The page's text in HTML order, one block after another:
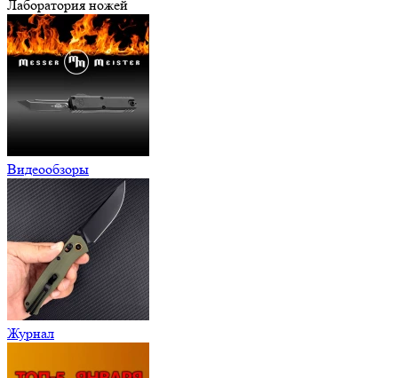
Лаборатория ножей
Видеообзоры
Журнал